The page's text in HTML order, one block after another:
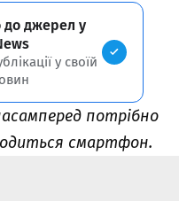
до джерел у
у своїй
потрібно
смартфон.